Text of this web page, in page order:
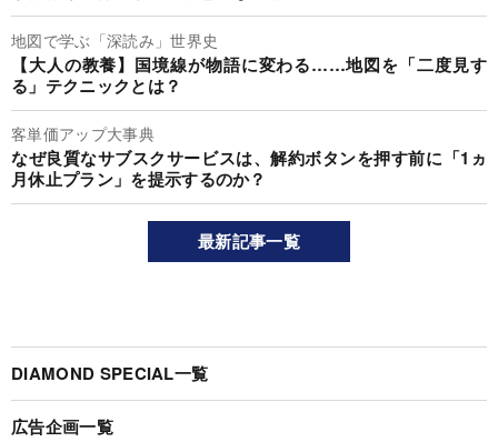
地図で学ぶ「深読み」世界史
【大人の教養】国境線が物語に変わる……地図を「二度見す
る」テクニックとは？
客単価アップ大事典
なぜ良質なサブスクサービスは、解約ボタンを押す前に「1ヵ
月休止プラン」を提示するのか？
最新記事一覧
DIAMOND SPECIAL一覧
広告企画一覧